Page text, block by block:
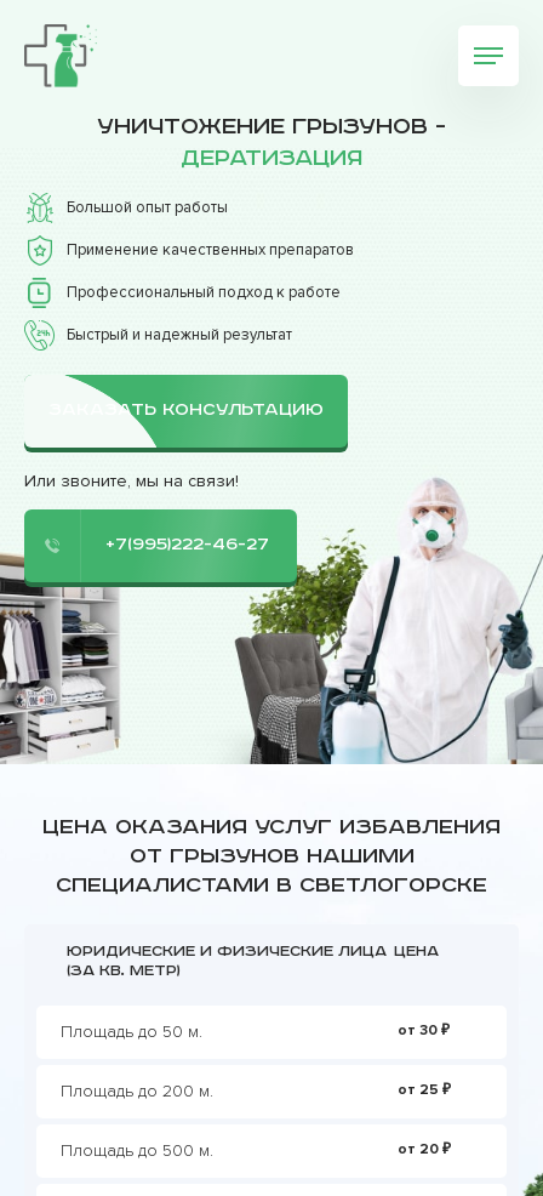
Уничтожение грызунов -
дератизация
Большой опыт работы
Применение качественных препаратов
Профессиональный подход к работе
Быстрый и надежный результат
ЗАКАЗАТЬ КОНСУЛЬТАЦИЮ
Или звоните, мы на связи!
+7(995)222-46-27
Цена оказания услуг избавления
от грызунов нашими
специалистами в Светлогорске
Юридические и физические лица
(за кв. метр)
Цена
Площадь до 50 м. от 30 ₽
Площадь до 200 м. от 25 ₽
Площадь до 500 м. от 20 ₽